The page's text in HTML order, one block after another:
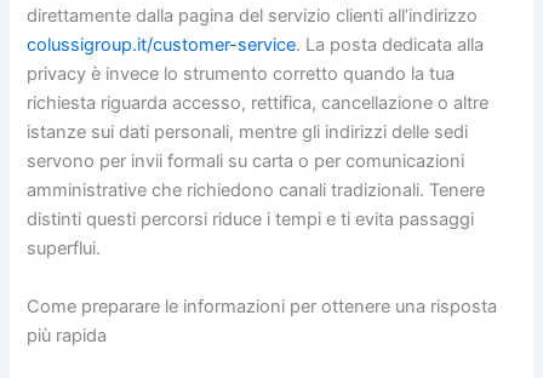
direttamente dalla pagina del servizio clienti all’indirizzo
colussigroup.it/customer-service. La posta dedicata alla
privacy è invece lo strumento corretto quando la tua
richiesta riguarda accesso, rettifica, cancellazione o altre
istanze sui dati personali, mentre gli indirizzi delle sedi
servono per invii formali su carta o per comunicazioni
amministrative che richiedono canali tradizionali. Tenere
distinti questi percorsi riduce i tempi e ti evita passaggi
superflui.
Come preparare le informazioni per ottenere una risposta
più rapida